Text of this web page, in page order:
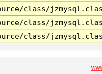
class/
class/
class/